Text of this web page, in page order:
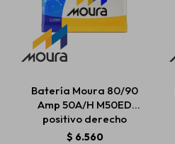
Batería Moura 80/90
Amp 50A/H M50ED
positivo derecho
$ 6.560